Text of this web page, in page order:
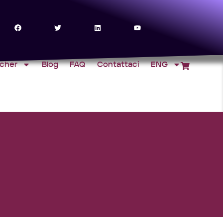
Blog FAQ Contattaci ENG